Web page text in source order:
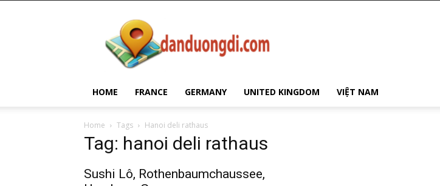
Duong
Di
HOME FRANCE GERMANY UNITED KINGDOM VIỆT NAM
Home Tags Hanoi deli rathaus
Tag: hanoi deli rathaus
Sushi Lô, Rothenbaumchaussee,